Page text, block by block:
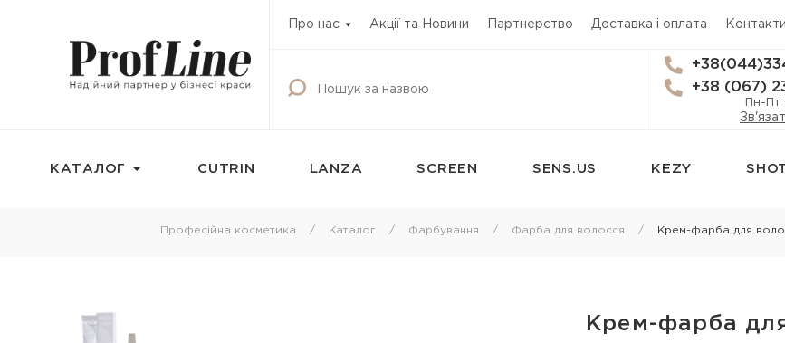
Про нас Акції та Новини Партнерство Доставка і оплата Контакти
+38 (067)
Пн-
КАТАЛОГ
Окисник Мус для волосся Лікування
CUTRIN LANZA SCREEN SENS.US KEZY
Професійна косметика Каталог Фарбування Фарба для волосся Крем-фарба для
Крем-фарба